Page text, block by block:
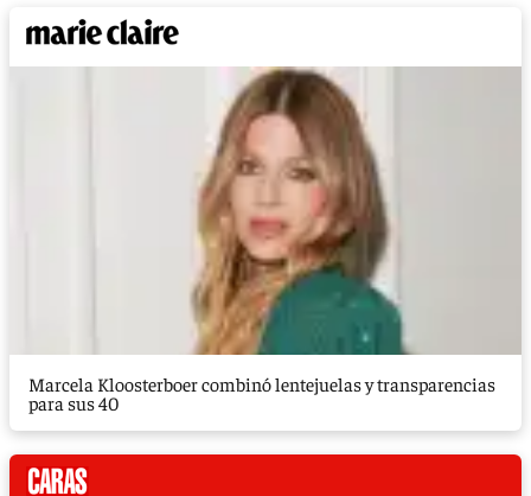
Marcela Kloosterboer combinó lentejuelas y transparencias
para sus 40